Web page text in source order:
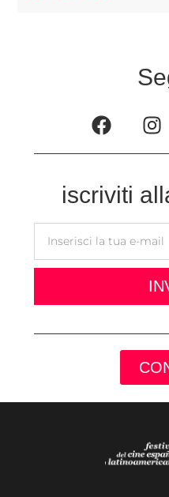
iscriviti